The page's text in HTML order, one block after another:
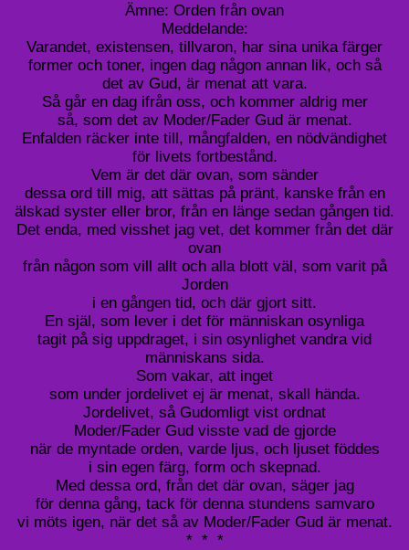
Ämne: Orden från ovan
Meddelande:
Varandet, existensen, tillvaron, har sina unika färger
former och toner, ingen dag någon annan lik, och så
det av Gud, är menat att vara.
Så går en dag ifrån oss, och kommer aldrig mer
så, som det av Moder/Fader Gud är menat.
Enfalden räcker inte till, mångfalden, en nödvändighet
för livets fortbestånd.
Vem är det där ovan, som sänder
dessa ord till mig, att sättas på pränt, kanske från en
älskad syster eller bror, från en länge sedan gången tid.
Det enda, med visshet jag vet, det kommer från det där
ovan
från någon som vill allt och alla blott väl, som varit på
Jorden
i en gången tid, och där gjort sitt.
En själ, som lever i det för människan osynliga
tagit på sig uppdraget, i sin osynlighet vandra vid
människans sida.
Som vakar, att inget
som under jordelivet ej är menat, skall hända.
Jordelivet, så Gudomligt vist ordnat
Moder/Fader Gud visste vad de gjorde
när de myntade orden, varde ljus, och ljuset föddes
i sin egen färg, form och skepnad.
Med dessa ord, från det där ovan, säger jag
för denna gång, tack för denna stundens samvaro
vi möts igen, när det så av Moder/Fader Gud är menat.
* * *